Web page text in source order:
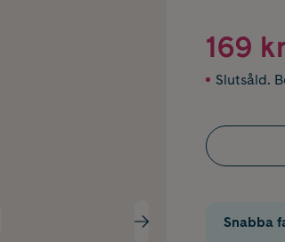
169 kr
Slutsåld.
Snabba